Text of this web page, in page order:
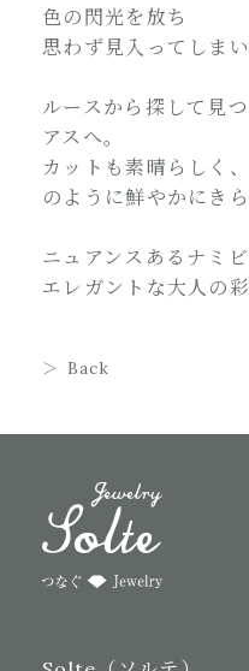
色の閃光を放ち
思わず見入ってしま
ルースから探して見
アスへ。
カットも素晴らしく
のように鮮やかにきら
ニュアンスあるナミ
エレガントな大人の
Back